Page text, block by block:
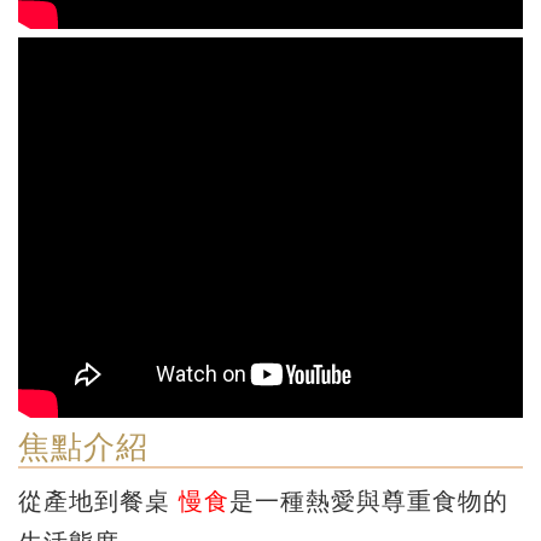
焦點介紹
從產地到餐桌慢食是一種熱愛與尊重食物的